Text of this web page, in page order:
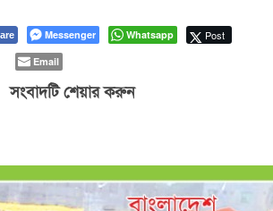
Messenger Whatsapp Post
Email
সংবাদটি শেয়ার করুন